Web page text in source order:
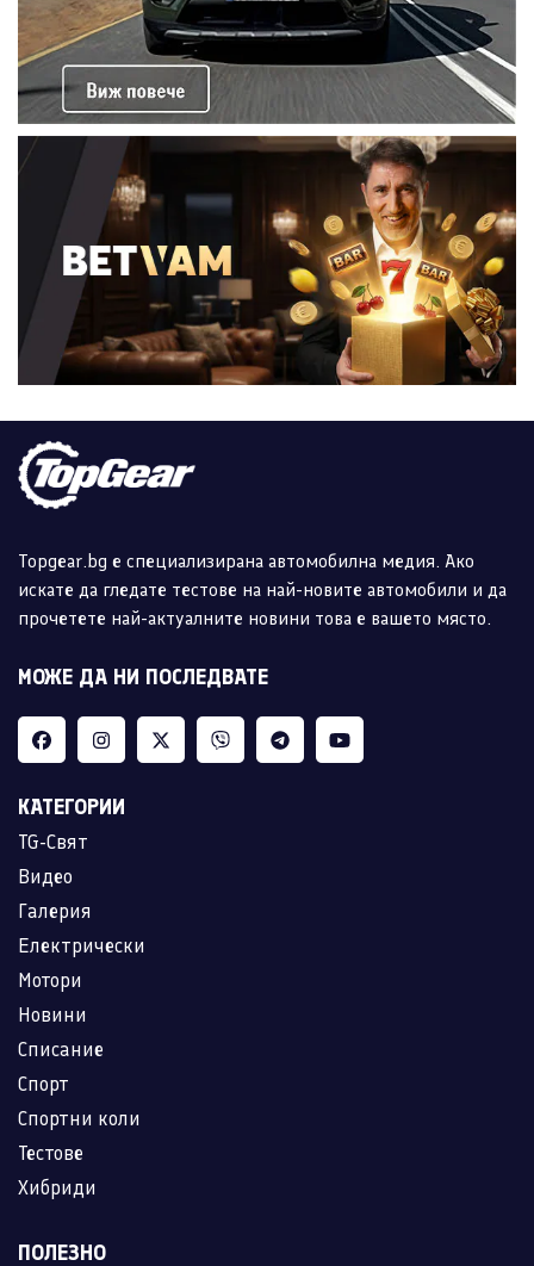
Topgear.bg е специализирана автомобилна медия. Ако
искате да гледате тестове на най-новите автомобили и да
прочетете най-актуалните новини това е вашето място.
МОЖЕ ДА НИ ПОСЛЕДВАТЕ
КАТЕГОРИИ
TG-Свят
Видео
Галерия
Електрически
Мотори
Новини
Списание
Спорт
Спортни коли
Тестове
Хибриди
ПОЛЕЗНО